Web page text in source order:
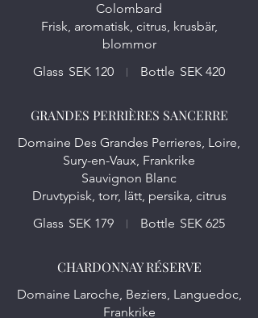
Colombard
Frisk, aromatisk, citrus, krusbär,
blommor
Glass SEK 120 Bottle SEK 420
GRANDES PERRIÈRES SANCERRE
Domaine Des Grandes Perrieres, Loire,
Sury-en-Vaux, Frankrike
Sauvignon Blanc
Druvtypisk, torr, lätt, persika, citrus
Glass SEK 179 Bottle SEK 625
CHARDONNAY RÉSERVE
Domaine Laroche, Beziers, Languedoc,
Frankrike